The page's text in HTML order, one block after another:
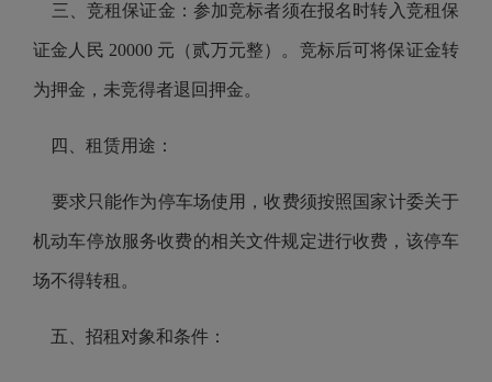
三、竞租保证金：参加竞标者须在报名时转入竞租保
证金人民 20000 元（贰万元整）。竞标后可将保证金转
为押金，未竞得者退回押金。
四、租赁用途：
要求只能作为停车场使用，收费须按照国家计委关于
机动车停放服务收费的相关文件规定进行收费，该停车
场不得转租。
五、招租对象和条件：